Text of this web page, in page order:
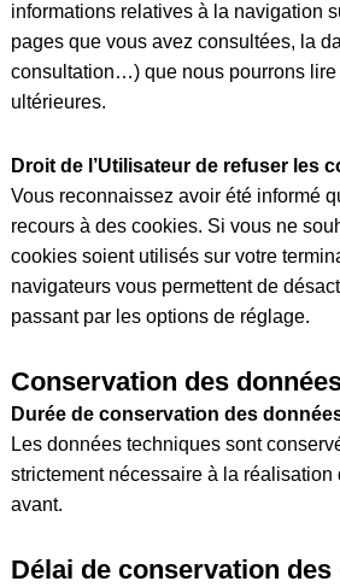
informations relatives à la navigation
pages que vous avez consultées, la
consultation…) que nous pourrons lire
ultérieures.
Droit de l’Utilisateur de refuser les
Vous reconnaissez avoir été informé
recours à des cookies. Si vous ne
cookies soient utilisés sur votre
navigateurs vous permettent de
passant par les options de réglage.
Conservation des
Durée de conservation des
Les données techniques sont
strictement nécessaire à la
avant.
Délai de conservation des